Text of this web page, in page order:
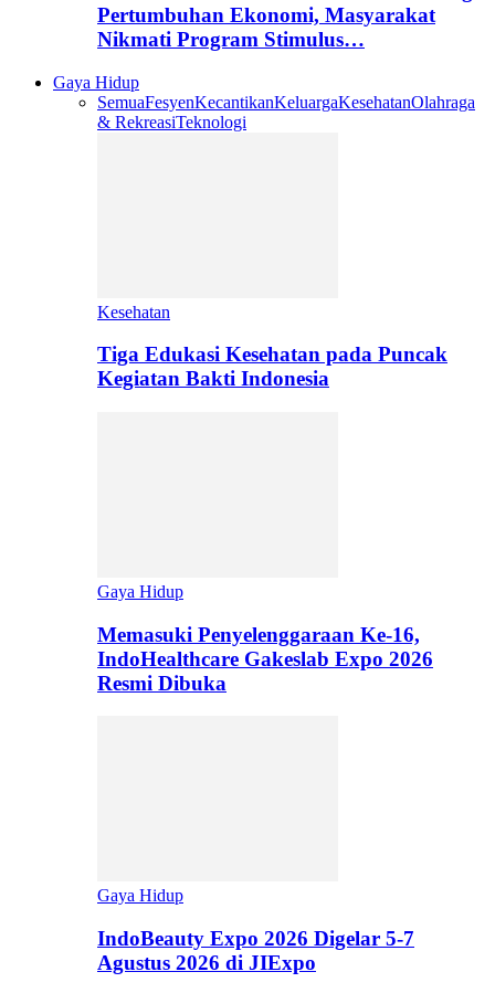
Pertumbuhan Ekonomi, Masyarakat
Nikmati Program Stimulus…
Gaya Hidup
SemuaFesyenKecantikanKeluargaKesehatanOlahraga
& RekreasiTeknologi
Kesehatan
Tiga Edukasi Kesehatan pada Puncak
Kegiatan Bakti Indonesia
Gaya Hidup
Memasuki Penyelenggaraan Ke-16,
IndoHealthcare Gakeslab Expo 2026
Resmi Dibuka
Gaya Hidup
IndoBeauty Expo 2026 Digelar 5-7
Agustus 2026 di JIExpo